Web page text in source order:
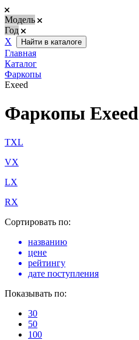
Модель
Год
Х
Найти в каталоге
Главная
Каталог
Фаркопы
Exeed
Фаркопы Exeed
TXL
VX
LX
RX
Сортировать по:
названию
цене
рейтингу
дате поступления
Показывать по:
30
50
100